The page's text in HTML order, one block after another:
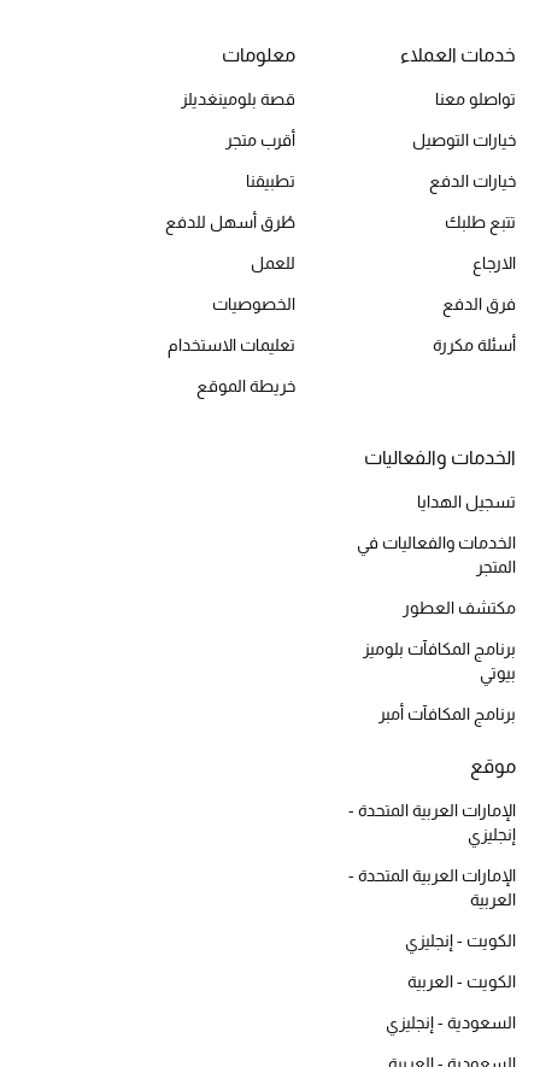
جميع مستحضرات الجمال
الجديد في عالم الجمال
المكياج
العناية بالبشرة
مستحضرات العناية
مستحضرات الاستحمام والعناية بالجسم
العناية بالشعر
الصحة والعافية
الجمال في بلوميز
هدايا
خدمات العملاء
تواصلو معنا
خيارات التوصيل
خيارات الدفع
تتبع طلبك
الارجاع
فرق الدفع
أسئلة مكررة
معلومات
قصة بلومينغديلز
أقرب متجر
تطبيقنا
طُرق أسهل للدفع
للعمل
الخصوصيات
تعليمات الاستخدام
خريطة الموقع
الخدمات والفعاليات
تسجيل الهدايا
الخدمات والفعاليات في
المتجر
مكتشف العطور
برنامج المكافآت بلوميز
بيوتي
برنامج المكافآت أمبر
موقع
الإمارات العربية المتحدة -
إنجليزي
الإمارات العربية المتحدة -
العربية
الكويت - إنجليزي
الكويت - العربية
السعودية - إنجليزي